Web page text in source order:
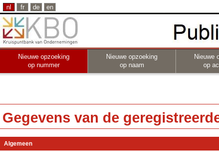
nl fr de en
Nieuwe opzoeking
op nummer
Nieuwe opzoeking
op naam
Nieuwe
op
Gegevens van de
Algemeen